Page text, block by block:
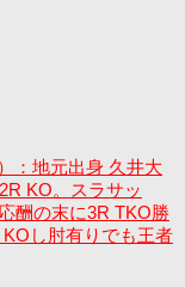
：地元出身 久井大
KO。スラサッ
酬の末に3R TKO勝
し肘有りでも王者